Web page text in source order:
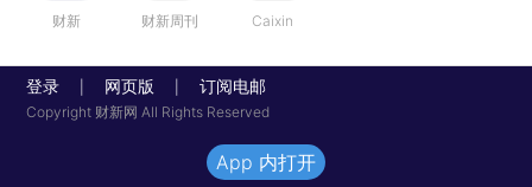
财新 财新周刊 Caixin
登录 网页版 订阅电邮
Copyright 财新网 All Rights Reserved
App 内打开